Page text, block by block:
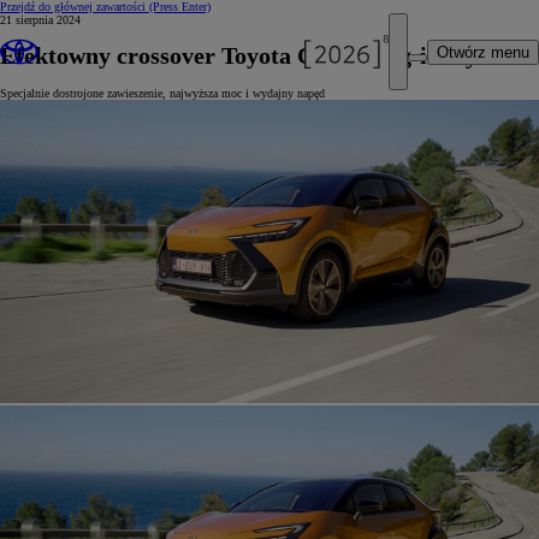
Przejdź do głównej zawartości (Press Enter)
Otwórz menu
21 sierpnia 2024
Efektowny crossover Toyota C-HR Plug-in Hybrid
Specjalnie dostrojone zawieszenie, najwyższa moc i wydajny napęd